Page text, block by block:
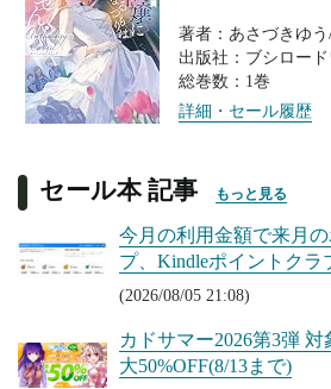
ック
著者：あさづきゆ
出版社：ブシロー
総巻数：1巻
詳細・セール履歴
セール本 記事 もっと見る
今月の利用金額で来月
プ、Kindleポイントクラ
(2026/08/05 21:08)
カドサマー2026第3弾
大50%OFF(8/13まで)